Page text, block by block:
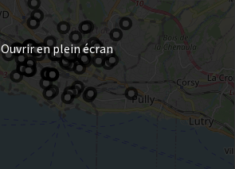
Ouvrir en plein écran